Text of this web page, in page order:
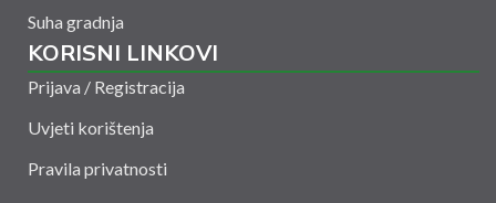
Suha gradnja
KORISNI LINKOVI
Prijava / Registracija
Uvjeti korištenja
Pravila privatnosti